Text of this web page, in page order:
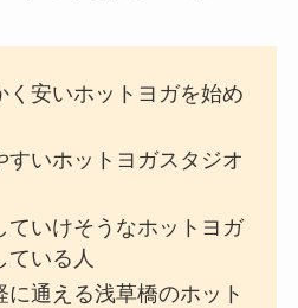
く安いホットヨガを始め
すいホットヨガスタジオ
ていけそうなホットヨガ
ている人
に通える浅草橋のホット